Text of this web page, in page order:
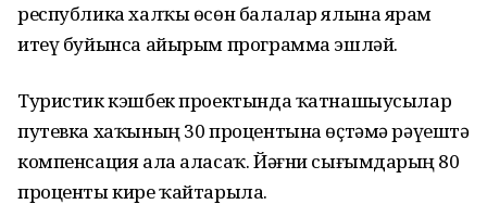
республика халҡы өсөн балалар ялына ярҙам
итеү буйынса айырым программа эшләй.
Туристик кэшбек проектында ҡатнашыусылар
путевка хаҡының 30 процентына өҫтәмә рәүештә
компенсация ала аласаҡ. Йәғни сығымдарҙың 80
проценты кире ҡайтарыла.